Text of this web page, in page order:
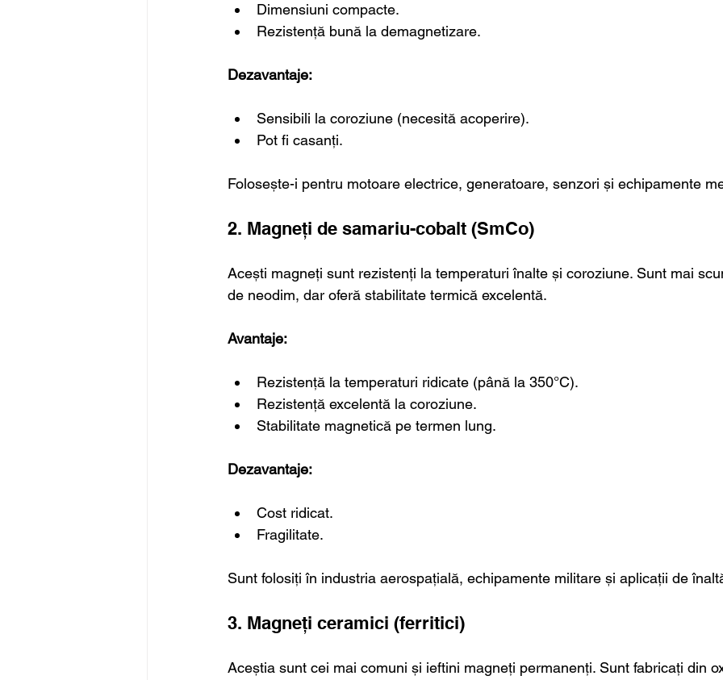
Dimensiuni compacte.
Rezistență bună la demagnetizare.
Dezavantaje:
Sensibili la coroziune (necesită acoperire).
Pot fi casanți.
Folosește-i pentru motoare electrice, generatoare, senzori și echipamente
2. Magneți de samariu-cobalt (SmCo)
Acești magneți sunt rezistenți la temperaturi înalte și coroziune. Sunt mai
de neodim, dar oferă stabilitate termică excelentă.
Avantaje:
Rezistență la temperaturi ridicate (până la 350°C).
Rezistență excelentă la coroziune.
Stabilitate magnetică pe termen lung.
Dezavantaje:
Cost ridicat.
Fragilitate.
Sunt folosiți în industria aerospațială, echipamente militare și aplicații de
3. Magneți ceramici (ferritici)
Aceștia sunt cei mai comuni și ieftini magneți permanenți. Sunt fabricați din